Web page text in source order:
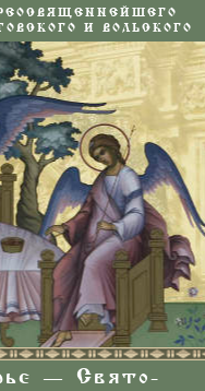
И ВОЛЬСКОГО
— Свято-